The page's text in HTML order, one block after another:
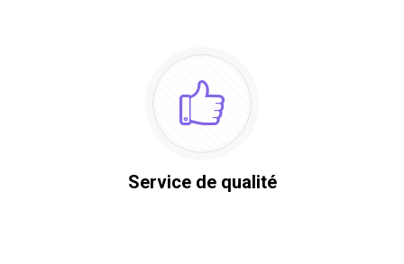
Service de qualité